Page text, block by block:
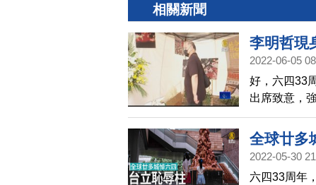
相關新聞
李明哲現
2022-06-05
好，六四33
出席致意，
義，在於認
香港人出席
全球廿多
2022-05-30
六四33周年